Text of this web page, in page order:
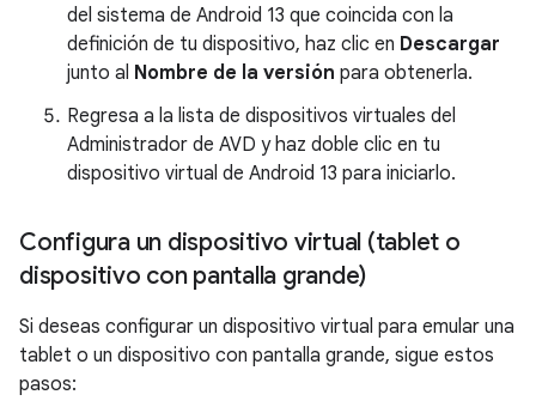
del sistema de Android 13 que coincida con la
definición de tu dispositivo, haz clic en Descargar
junto al Nombre de la versión para obtenerla.
Regresa a la lista de dispositivos virtuales del
Administrador de AVD y haz doble clic en tu
dispositivo virtual de Android 13 para iniciarlo.
Configura un dispositivo virtual (tablet o
dispositivo con pantalla grande)
Si deseas configurar un dispositivo virtual para emular una
tablet o un dispositivo con pantalla grande, sigue estos
pasos: